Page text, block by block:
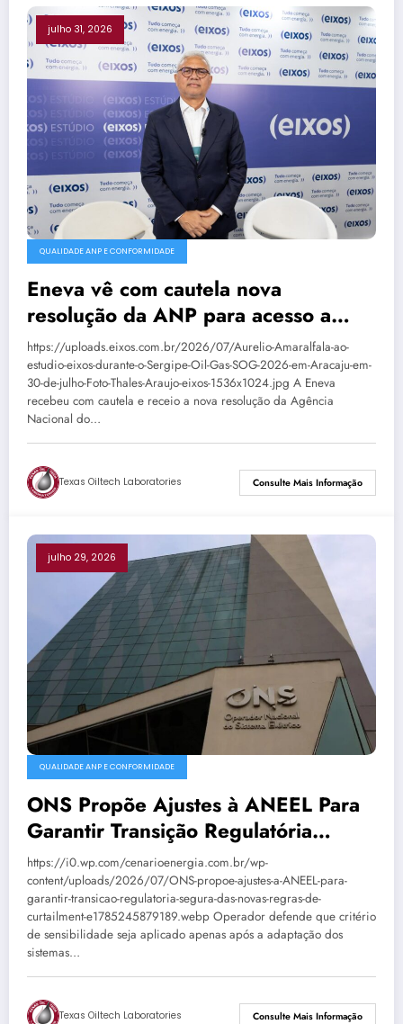
julho 31, 2026
QUALIDADE ANP E CONFORMIDADE
Eneva vê com cautela nova
resolução da ANP para acesso a
terminais de GNL
https://uploads.eixos.com.br/2026/07/Aurelio-Amaralfala-ao-
estudio-eixos-durante-o-Sergipe-Oil-Gas-SOG-2026-em-Aracaju-em-
30-de-julho-Foto-Thales-Araujo-eixos-1536x1024.jpg A Eneva
recebeu com cautela e receio a nova resolução da Agência
Nacional do…
Texas Oiltech Laboratories Consulte Mais Informação
julho 29, 2026
QUALIDADE ANP E CONFORMIDADE
ONS Propõe Ajustes à ANEEL Para
Garantir Transição Regulatória
Segura Das Novas Regras De
Curtailment
https://i0.wp.com/cenarioenergia.com.br/wp-
content/uploads/2026/07/ONS-propoe-ajustes-a-ANEEL-para-
garantir-transicao-regulatoria-segura-das-novas-regras-de-
curtailment-e1785245879189.webp Operador defende que critério
de sensibilidade seja aplicado apenas após a adaptação dos
sistemas…
Texas Oiltech Laboratories Consulte Mais Informação